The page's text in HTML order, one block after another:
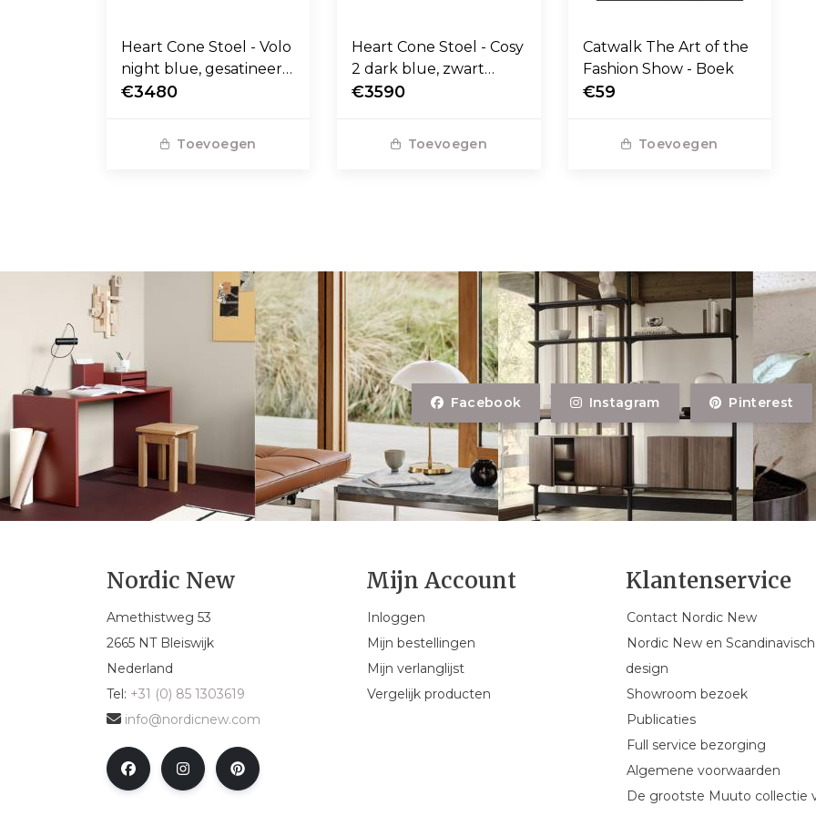
Heart Cone Stoel - Volo
night blue, gesatineerd
RVS voet
€3480
Toevoegen
Heart Cone Stoel - Cosy
2 dark blue, zwart
stalen voet
€3590
Toevoegen
Catwalk The Art of the
Fashion Show - Boek
€59
Toevoegen
Facebook Instagram Pinterest
Nordic New
Amethistweg 53
2665 NT Bleiswijk
Nederland
Tel: +31 (0) 85 1303619
info@nordicnew.com
Mijn Account
Inloggen
Mijn bestellingen
Mijn verlanglijst
Vergelijk producten
Klantenservice
Contact Nordic New
Nordic New en Scandinavisch
design
Showroom bezoek
Publicaties
Full service bezorging
Algemene voorwaarden
De grootste Muuto collectie